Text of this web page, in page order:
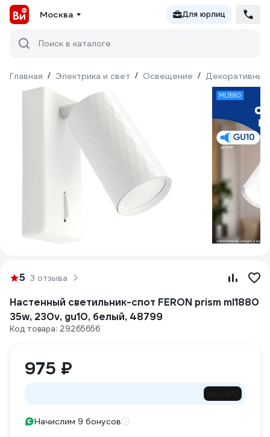
Москва Для юрлиц
Поиск в каталоге
Главная / Электрика и свет / Освещение / Декоративный
5 3 отзыва
Настенный светильник-спот FERON prism ml1880
35w, 230v, gu10, белый, 48799
Код товара: 29265656
975 ₽
Начислим 9 бонусов